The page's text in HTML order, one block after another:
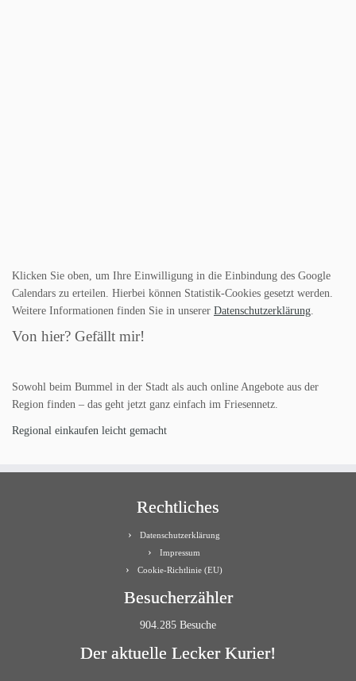
Klicken Sie oben, um Ihre Einwilligung in die Einbindung des Google
Calendars zu erteilen. Hierbei können Statistik-Cookies gesetzt werden.
Weitere Informationen finden Sie in unserer Datenschutzerklärung.
Von hier? Gefällt mir!
Sowohl beim Bummel in der Stadt als auch online Angebote aus der
Region finden – das geht jetzt ganz einfach im Friesennetz.
Regional einkaufen leicht gemacht
Rechtliches
Datenschutzerklärung
Impressum
Cookie-Richtlinie (EU)
Besucherzähler
904.285 Besuche
Der aktuelle Lecker Kurier!